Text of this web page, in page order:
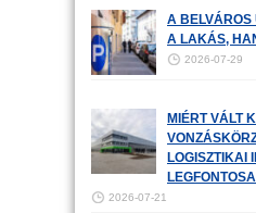
A BELVÁROS
A LAKÁS,
2026-07-29
MIÉRT VÁLT
LOGISZTIKAI
2026-07-21